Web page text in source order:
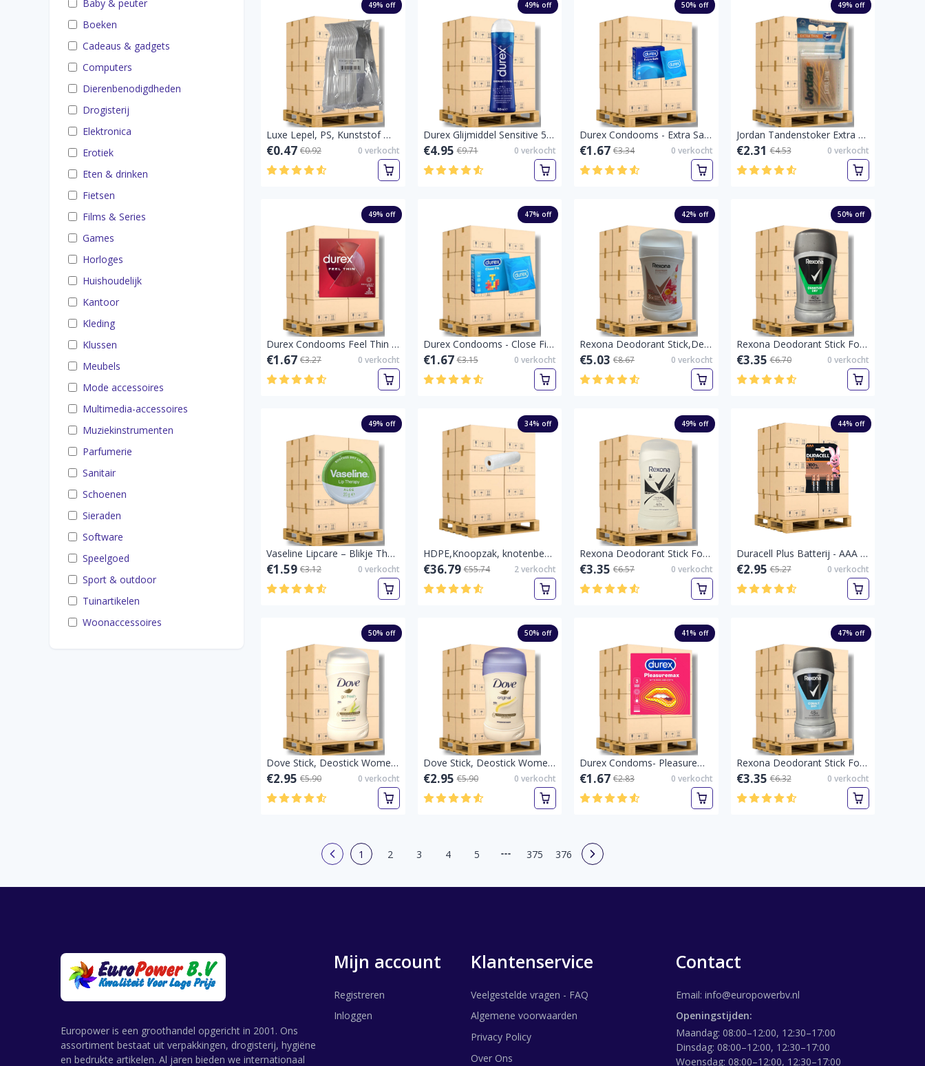
Baby & peuter
Boeken
Cadeaus & gadgets
Computers
Dierenbenodigdheden
Drogisterij
Elektronica
Erotiek
Eten & drinken
Fietsen
Films & Series
Games
Horloges
Huishoudelijk
Kantoor
Kleding
Klussen
Meubels
Mode accessoires
Multimedia-accessoires
Muziekinstrumenten
Parfumerie
Sanitair
Schoenen
Sieraden
Software
Speelgoed
Sport & outdoor
Tuinartikelen
Woonaccessoires
49% off
Luxe Lepel, PS, Kunststof Wit 25 stuk-Pallet vol
€0.47 €0.92 0 verkocht
49% off
Durex Glijmiddel Sensitive 50 ml-Sensitive 50 ML-Pallet vol
€4.95 €9.71 0 verkocht
50% off
Durex Condooms - Extra Safe 3 stuks-Extra Safe 3 stuks-Pallet vol
€1.67 €3.34 0 verkocht
49% off
Jordan Tandenstoker Extra Dun 105 stuks-Pallet vol
€2.31 €4.53 0 verkocht
49% off
Durex Condooms Feel Thin 3 stuks-Feel Thin 3 st-Pallet vol
€1.67 €3.27 0 verkocht
47% off
Durex Condooms - Close Fit 3 stuks.-Pallet vol
€1.67 €3.15 0 verkocht
42% off
Rexona Deodorant Stick,Deostick Women Maximum Protection Bright Bouquet 40 ml-Bright Bouquet-Pallet vol
€5.03 €8.67 0 verkocht
50% off
Rexona Deodorant Stick For Men Quantum 50 ml-Quantum 50 ml-Pallet vol
€3.35 €6.70 0 verkocht
49% off
Vaseline Lipcare – Blikje Therapie Aloe Vera 20 gr.-Pallet vol
€1.59 €3.12 0 verkocht
34% off
HDPE,Knoopzak, knotenbeutel transp,Rol,Extra Sterk 22 + 12 x 47 mm(1 Doos= 20Rolen=200 st =5KG-Pallet vol
€36.79 €55.74 2verkocht
49% off
Rexona Deodorant Stick For Men Invisible Black & White 50ml-Black&White50ml-Pallet vol
€3.35 €6.57 0 verkocht
44% off
Duracell Plus Batterij - AAA 4 stuks-Pallet vol
€2.95 €5.27 0 verkocht
50% off
Dove Stick, Deostick Women - Go Fresh Anti-Perspirant sztyfcie Pear & Aloe Vera - 40 ml-Pear & Aloe Vera-Pallet vol
€2.95 €5.90 0 verkocht
50% off
Dove Stick, Deostick Women - Original 40 ml-Original-Pallet vol
€2.95 €5.90 0 verkocht
41% off
Durex Condoms- Pleasuremax 3 stuks-Pleasuremax 3 st-Pallet vol
€1.67 €2.83 0 verkocht
47% off
Rexona Deodorant Stick For Men Cobalt Dry 50 ml-Cobalt Dry 50 ml-Pallet vol
€3.35 €6.32 0 verkocht
1 2 3 4 5 375 376
Europower is een groothandel opgericht in 2001. Ons
assortiment bestaat uit verpakkingen, drogisterij, hygiëne
en bedrukte artikelen. Al jaren bieden we internationaal
Mijn account
Registreren
Inloggen
Klantenservice
Veelgestelde vragen - FAQ
Algemene voorwaarden
Privacy Policy
Over Ons
Contact
Email: info@europowerbv.nl
Openingstijden:
Maandag: 08:00–12:00, 12:30–17:00
Dinsdag: 08:00–12:00, 12:30–17:00
Woensdag: 08:00–12:00, 12:30–17:00